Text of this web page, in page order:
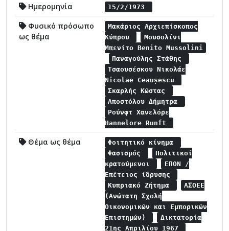
Ημερομηνία 15/2/1973
Φυσικό πρόσωπο
ως θέμα
Μακάριος Αρχιεπίσκοπος
Κύπρου
Μουσολίνι
Μπενίτο Benito Mussolini
Παναγούλης Στάθης
Τσαουσέσκου Νικολάε
Νicolae Ceaușescu
Σκαρλής Κώστας
Αποστόλου Δήμητρα
Ρούνφτ Χανελόρε
Hannelore Runft
Θέμα ως θέμα
Φοιτητικό κίνημα
Φασισμός
Πολιτικοί
κρατούμενοι
ΕΠΟΝ /
Επέτειος ίδρυσης
Κυπριακό Ζήτημα
ΑΣΟΕΕ
(Ανώτατη Σχολή
Οικονομικών και Εμπορικών
Επιστημών)
Δικτατορία
21ης Απριλίου 1967